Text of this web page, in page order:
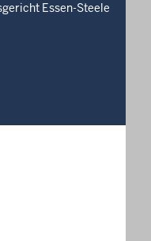
Essen-Steele